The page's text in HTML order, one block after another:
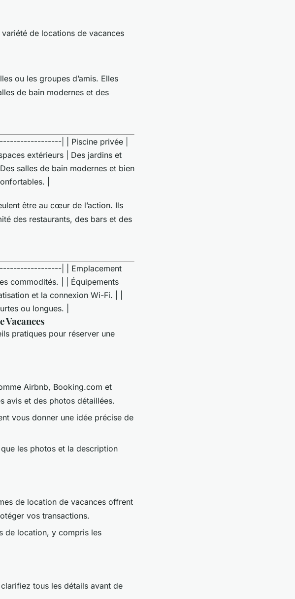
de locations de vacances
ou les groupes d’amis. Elles
de bain modernes et des
| | Piscine privée |
extérieurs | Des jardins et
salles de bain modernes et bien
|
être au cœur de l’action. Ils
des restaurants, des bars et des
| | Emplacement
commodités. | | Équipements
et la connexion Wi-Fi. | |
ou longues. |
Vacances
pratiques pour réserver une
Airbnb, Booking.com et
avis et des photos détaillées.
vous donner une idée précise de
les photos et la description
de location de vacances offrent
vos transactions.
de location, y compris les
tous les détails avant de